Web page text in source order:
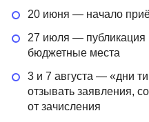
20 июня — начало
27 июля — публикация
бюджетные места
3 и 7 августа — «дни
отзывать заявления,
от зачисления